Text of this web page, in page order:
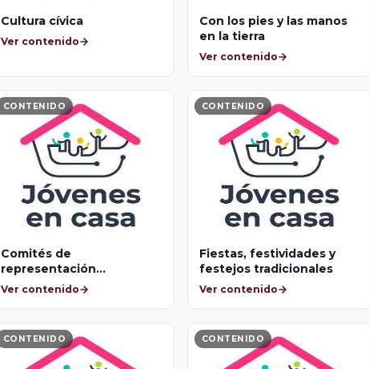
Cultura cívica
Ver contenido
Con los pies y las manos
en la tierra
Ver contenido
CONTENIDO
Comités de
representación
estudiantil
Ver contenido
CONTENIDO
Fiestas, festividades y
festejos tradicionales
Ver contenido
CONTENIDO CONTENIDO